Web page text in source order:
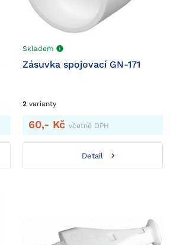
Skladem
Zásuvka spojovací GN-171
2 varianty
60,- Kčvčetně DPH
Detail